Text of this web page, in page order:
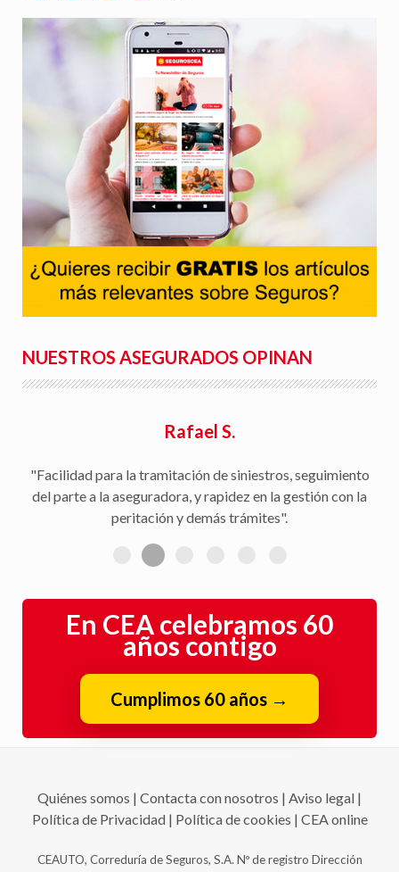
NUESTROS ASEGURADOS OPINAN
Rafael S.
"Facilidad para la tramitación de siniestros, seguimiento
del parte a la aseguradora, y rapidez en la gestión con la
peritación y demás trámites".
En CEA celebramos 60
años contigo
Cumplimos 60 años →
Quiénes somos | Contacta con nosotros | Aviso legal |
Política de Privacidad| Política de cookies | CEA online
CEAUTO, Correduría de Seguros, S.A. Nº de registro Dirección